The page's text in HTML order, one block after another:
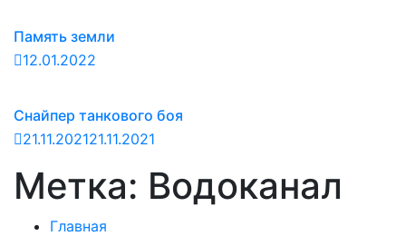
Память земли
12.01.2022
Снайпер танкового боя
21.11.202121.11.2021
Метка: Водоканал
Главная